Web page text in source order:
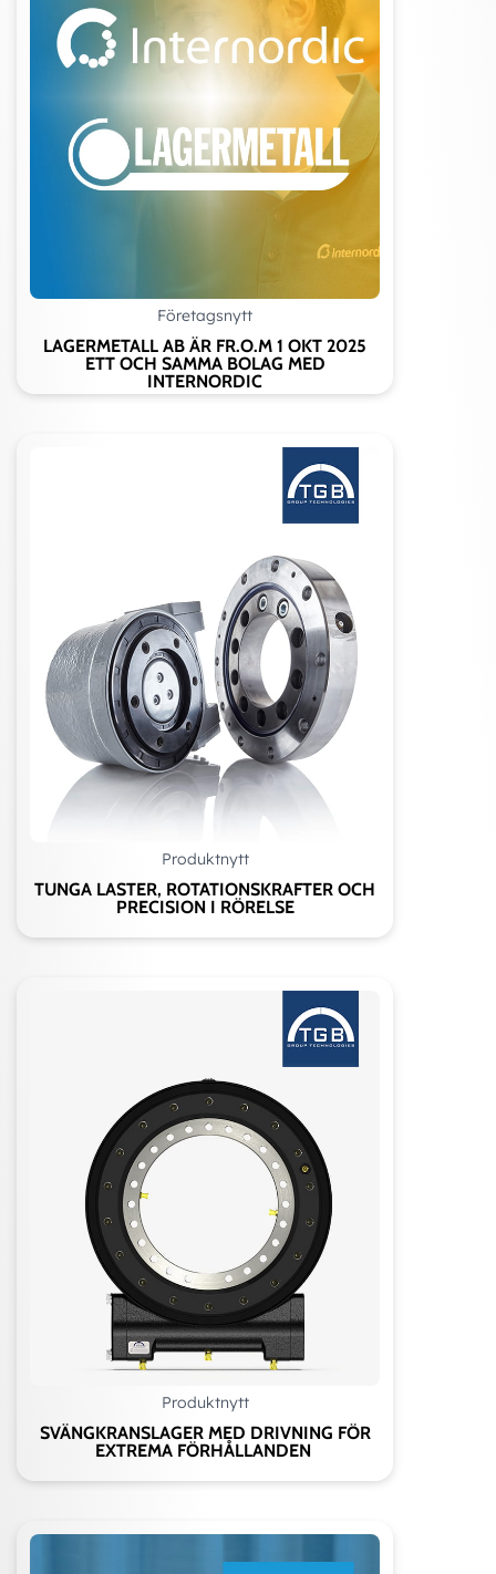
Företagsnytt
LAGERMETALL AB ÄR FR.O.M 1 OKT 2025
ETT OCH SAMMA BOLAG MED
INTERNORDIC
Produktnytt
TUNGA LASTER, ROTATIONSKRAFTER OCH
PRECISION I RÖRELSE
Produktnytt
SVÄNGKRANSLAGER MED DRIVNING FÖR
EXTREMA FÖRHÅLLANDEN